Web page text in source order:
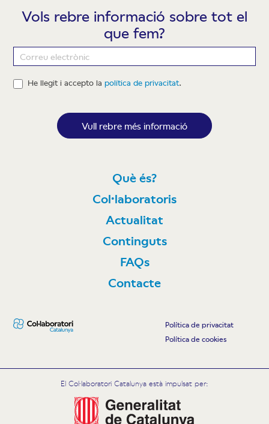
Vols rebre informació sobre tot el
que fem?
Newsletter
He llegit i accepto lapolítica de privacitat.
Vull rebre més informació
Què és?
Col·laboratoris
Actualitat
Continguts
FAQs
Contacte
Política de privacitat
Política de cookies
El Col·laboratori Catalunya està impulsat per: